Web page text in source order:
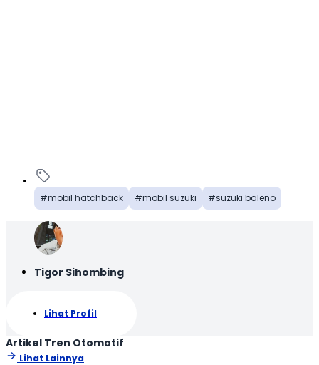
mobil hatchback mobil suzuki suzuki baleno
Tigor Sihombing
Lihat Profil
Artikel Tren Otomotif
Lihat Lainnya